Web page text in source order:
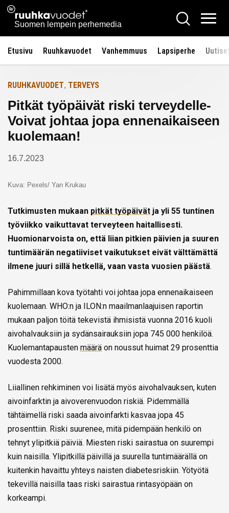
Siirry
sisältöön
Ruuhkavuodet.fi
Suomen lempein perhemedia
Hae
Etusivu Ruuhkavuodet Vanhemmuus Lapsiperhe
Etusivulle
RUUHKAVUODET, TERVEYS
Pitkät työpäivät riski terveydelle-
Voivat johtaa jopa ennenaikaiseen
kuolemaan!
16.7.2023
Kuva: Pexels/ Yan Krukau
Tutkimusten mukaan pitkät työpäivät ja yli 55 tuntinen
työviikko vaikuttavat terveyteen haitallisesti.
Huomionarvoista on, että liian pitkien päivien ja suuren
tuntimäärän negatiiviset vaikutukset eivät välttämättä
ilmene juuri sillä hetkellä, vaan vasta vuosien päästä.
Pahimmillaan kova työtahti voi johtaa jopa ennenaikaiseen
kuolemaan. WHO:n ja ILON:n maailmanlaajuisen raportin
mukaan paljon töitä tekevistä ihmisistä vuonna 2016 kuoli
aivohalvauksiin ja sydänsairauksiin jopa 745 000 henkilöä.
Kuolemantapausten määrä on noussut huimat 29 prosenttia
vuodesta 2000.
Liiallinen rehkiminen voi lisätä myös aivohalvauksen, kuten
aivoinfarktin ja aivoverenvuodon riskiä. Pidemmällä
tähtäimellä riski saada aivoinfarkti kasvaa jopa 45
prosenttiin. Riski suurenee, mitä pidempään henkilö on
tehnyt ylipitkiä päiviä. Miesten riski sairastua on suurempi
kuin naisilla. Ylipitkillä päivillä ja suurella tuntimäärällä on
kuitenkin havaittu yhteys naisten diabetesriskiin. Yötyötä
tekevillä naisilla taas riski sairastua rintasyöpään on
korkeampi.